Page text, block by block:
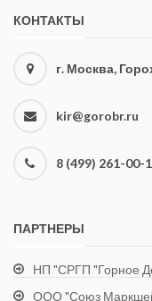
КОНТАКТЫ
г. Москва,
kir@gorobr.ru
8 (499) 261-00-
ПАРТНЕРЫ
НП "СРГП "Горное
ООО "Союз